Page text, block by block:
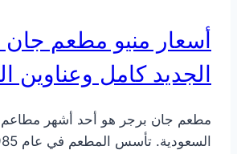
أسعار منيو مطعم جان
الجديد كامل وعناوين
مطعم جان برجر هو أحد أشهر مطاعم